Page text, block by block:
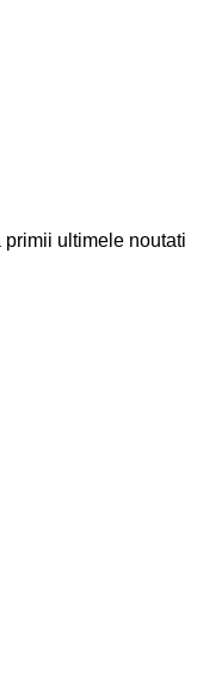
primii ultimele noutati